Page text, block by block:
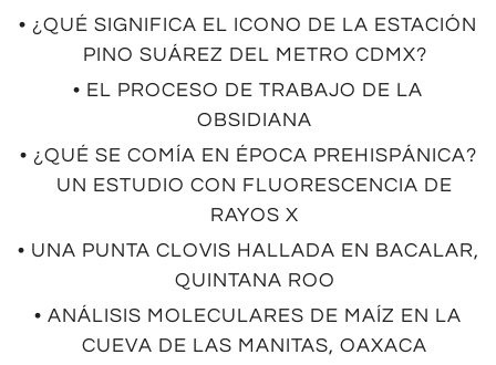
• ¿QUÉ SIGNIFICA EL ICONO DE LA ESTACIÓN
PINO SUÁREZ DEL METRO CDMX?
• EL PROCESO DE TRABAJO DE LA
OBSIDIANA
• ¿QUÉ SE COMÍA EN ÉPOCA PREHISPÁNICA?
UN ESTUDIO CON FLUORESCENCIA DE
RAYOS X
• UNA PUNTA CLOVIS HALLADA EN BACALAR,
QUINTANA ROO
• ANÁLISIS MOLECULARES DE MAÍZ EN LA
CUEVA DE LAS MANITAS, OAXACA